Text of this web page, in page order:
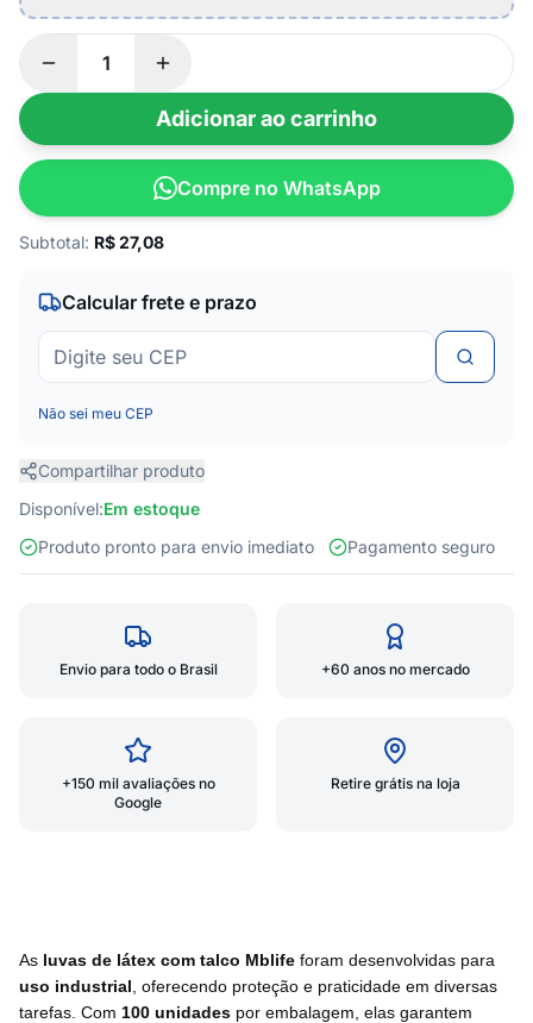
Adicionar ao carrinho
Compre no WhatsApp
Subtotal: R$27,08
Calcular frete e prazo
Não sei meu CEP
Compartilhar produto
Disponível:Em estoque
Produto pronto para envio imediato
Pagamento seguro
Envio para todo o Brasil +60 anos no mercado
+150 mil avaliações no
Google
Retire grátis na loja
As luvas de látex com talco Mblife
uso industrial , oferecendo proteção e praticidade em diversas
tarefas. Com 100 unidades